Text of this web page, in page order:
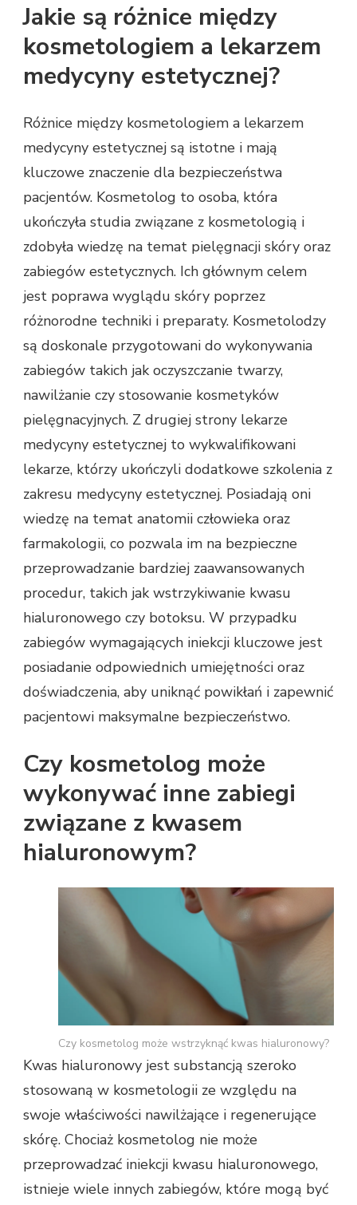
Jakie są różnice między
kosmetologiem a lekarzem
medycyny estetycznej?
Różnice między kosmetologiem a lekarzem
medycyny estetycznej są istotne i mają
kluczowe znaczenie dla bezpieczeństwa
pacjentów. Kosmetolog to osoba, która
ukończyła studia związane z kosmetologią i
zdobyła wiedzę na temat pielęgnacji skóry oraz
zabiegów estetycznych. Ich głównym celem
jest poprawa wyglądu skóry poprzez
różnorodne techniki i preparaty. Kosmetolodzy
są doskonale przygotowani do wykonywania
zabiegów takich jak oczyszczanie twarzy,
nawilżanie czy stosowanie kosmetyków
pielęgnacyjnych. Z drugiej strony lekarze
medycyny estetycznej to wykwalifikowani
lekarze, którzy ukończyli dodatkowe szkolenia z
zakresu medycyny estetycznej. Posiadają oni
wiedzę na temat anatomii człowieka oraz
farmakologii, co pozwala im na bezpieczne
przeprowadzanie bardziej zaawansowanych
procedur, takich jak wstrzykiwanie kwasu
hialuronowego czy botoksu. W przypadku
zabiegów wymagających iniekcji kluczowe jest
posiadanie odpowiednich umiejętności oraz
doświadczenia, aby uniknąć powikłań i zapewnić
pacjentowi maksymalne bezpieczeństwo.
Czy kosmetolog może
wykonywać inne zabiegi
związane z kwasem
hialuronowym?
Czy kosmetolog może wstrzyknąć kwas hialuronowy?
Kwas hialuronowy jest substancją szeroko
stosowaną w kosmetologii ze względu na
swoje właściwości nawilżające i regenerujące
skórę. Chociaż kosmetolog nie może
przeprowadzać iniekcji kwasu hialuronowego,
istnieje wiele innych zabiegów, które mogą być